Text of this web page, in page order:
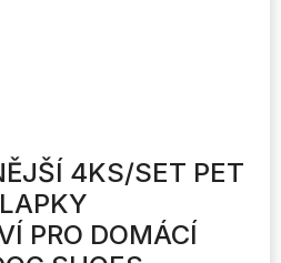
4KS/SET PET
PRO DOMÁCÍ